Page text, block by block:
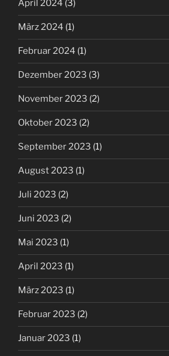
April 2024 (3)
März 2024 (1)
Februar 2024 (1)
Dezember 2023 (3)
November 2023 (2)
Oktober 2023 (2)
September 2023 (1)
August 2023 (1)
Juli 2023 (2)
Juni 2023 (2)
Mai 2023 (1)
April 2023 (1)
März 2023 (1)
Februar 2023 (2)
Januar 2023 (1)